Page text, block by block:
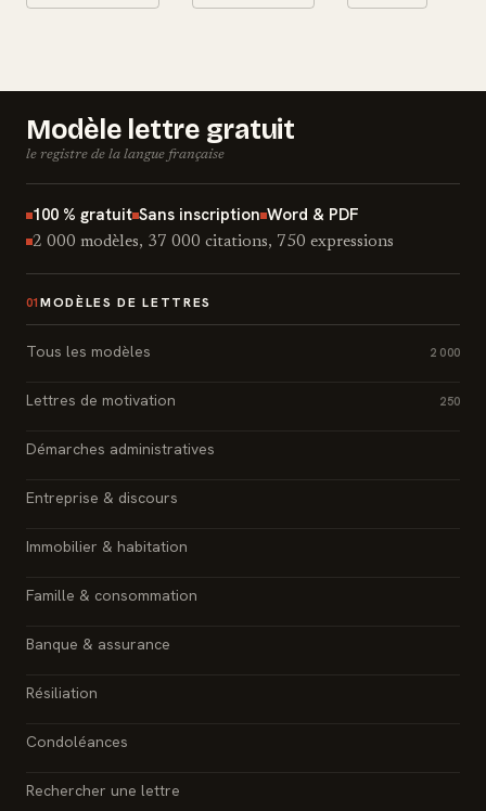
Modèle lettre gratuit
le registre de la langue française
100 % gratuit Sans inscription Word & PDF
2 000 modèles, 37 000 citations, 750 expressions
01 MODÈLES DE LETTRES
Tous les modèles 2 000
Lettres de motivation 250
Démarches administratives
Entreprise & discours
Immobilier & habitation
Famille & consommation
Banque & assurance
Résiliation
Condoléances
Rechercher une lettre